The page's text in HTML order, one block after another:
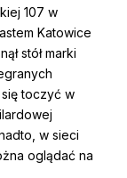
107 w
Katowice
stół marki
się toczyć w
w sieci
oglądać na